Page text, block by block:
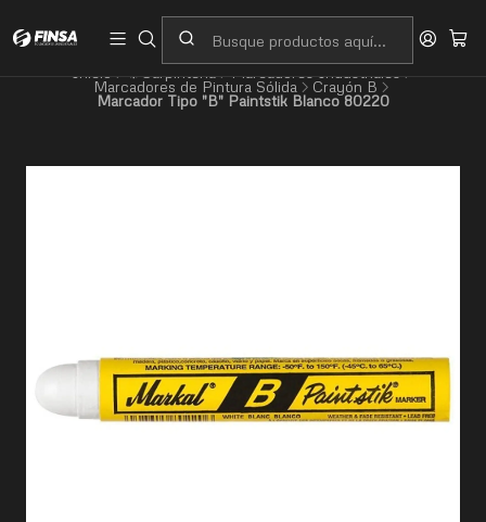
Marcadores de Pintura Sólida Crayón B
Marcador Tipo "B" Paintstik Blanco 80220